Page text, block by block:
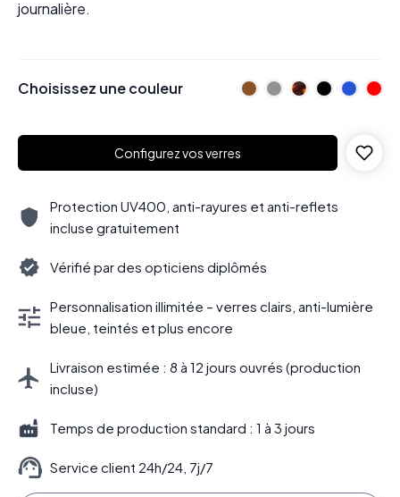
journalière.
Choisissez une couleur
Configurez vos verres
Protection UV400, anti-rayures et anti-reflets
incluse gratuitement
Vérifié par des opticiens diplômés
Personnalisation illimitée – verres clairs, anti-lumière
bleue, teintés et plus encore
Livraison estimée : 8 à 12 jours ouvrés (production
incluse)
Temps de production standard : 1 à 3 jours
Service client 24h/24, 7j/7